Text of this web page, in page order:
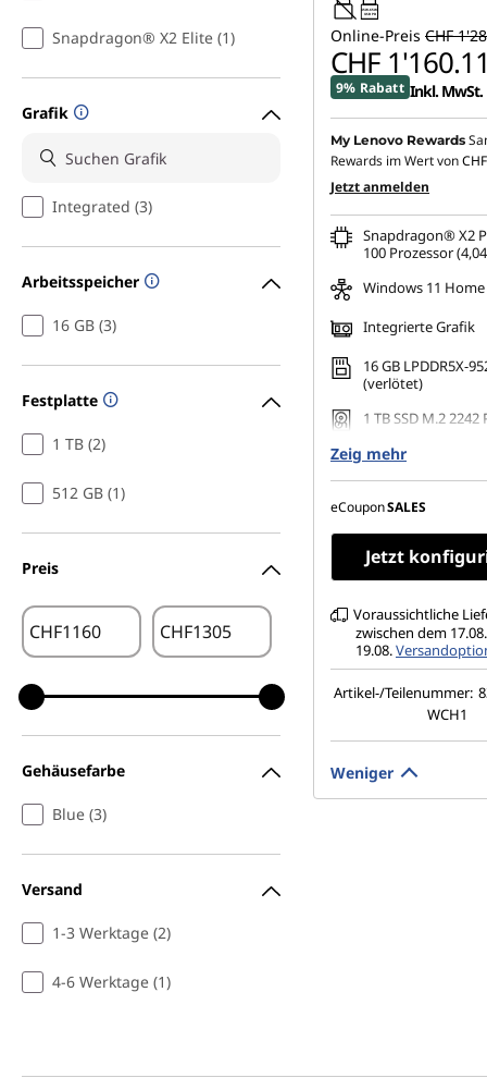
Snapdragon® X2 Elite (1)
Grafik
Integrated (3)
Arbeitsspeicher
16 GB (3)
Festplatte
1 TB (2)
512 GB (1)
Preis
CHF CHF
Gehäusefarbe
Blue (3)
Versand
1-3 Werktage (2)
4-6 Werktage (1)
45W-65W
USB PD
Online-Preis CHF
CHF 1'160.11
9% Rabatt Inkl. MwSt.
My Lenovo Rewards
Rewards im Wert von
Jetzt anmelden
Snapdragon® X2
100 Prozessor
Windows 11
Integrierte Grafik
16 GB LPDDR5X-
(verlötet)
1 TB SSD M.2 2242
14" WUXGA (1920 x
P3, 400 cd/m², 60 Hz
Zeig mehr
eCouponSALES
Jetzt
Voraussichtliche
zwischen dem
19.08.
Artikel-/Teilenummer:
WCH1
Weniger